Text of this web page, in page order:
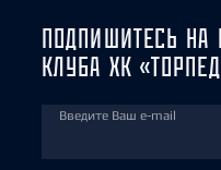
ПОДПИШИТЕСЬ НА
КЛУБА ХК
Введите Ваш e-mail